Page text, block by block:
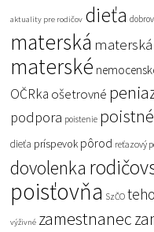
aktuality pre rodičov dieťa
materská
materské
OČRka ošetrovné
podpora poistenie poistné
dieťa príspevok pôrod reťazový
dovolenka
poisťovňa SzČO
výživné zamestnanec